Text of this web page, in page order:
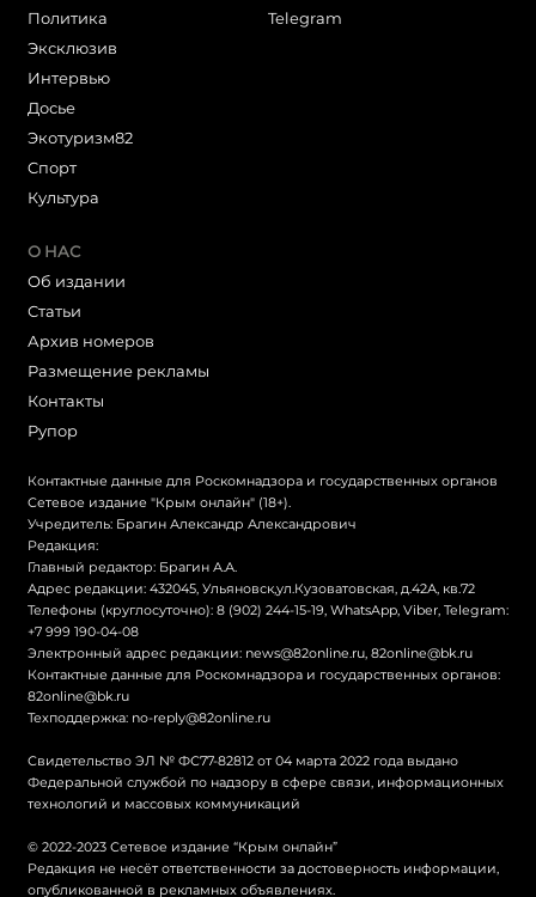
Политика
Эксклюзив
Интервью
Досье
Экотуризм82
Cпорт
Культура
Telegram
О НАС
Об издании
Статьи
Архив номеров
Размещение рекламы
Контакты
Рупор
Контактные данные для Роскомнадзора и государственных органов
Сетевое издание "Крым онлайн" (18+).
Учредитель: Брагин Александр Александрович
Редакция:
Главный редактор: Брагин А.А.
Адрес редакции: 432045, Ульяновск,ул.Кузоватовская, д.42А, кв.72
Телефоны (круглосуточно): 8 (902) 244-15-19, WhatsApp, Viber, Telegram:
+7 999 190-04-08
Электронный адрес редакции: news@82online.ru, 82online@bk.ru
Контактные данные для Роскомнадзора и государственных органов:
82online@bk.ru
Техподдержка: no-reply@82online.ru
Свидетельство ЭЛ № ФС77-82812 от 04 марта 2022 года выдано
Федеральной службой по надзору в сфере связи, информационных
технологий и массовых коммуникаций
© 2022-2023 Сетевое издание “Крым онлайн”
Редакция не несёт ответственности за достоверность информации,
опубликованной в рекламных объявлениях.